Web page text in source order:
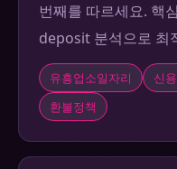
번째를 따르세요. 핵
deposit 분석으로 최
유흥업소일자리 신
환불정책